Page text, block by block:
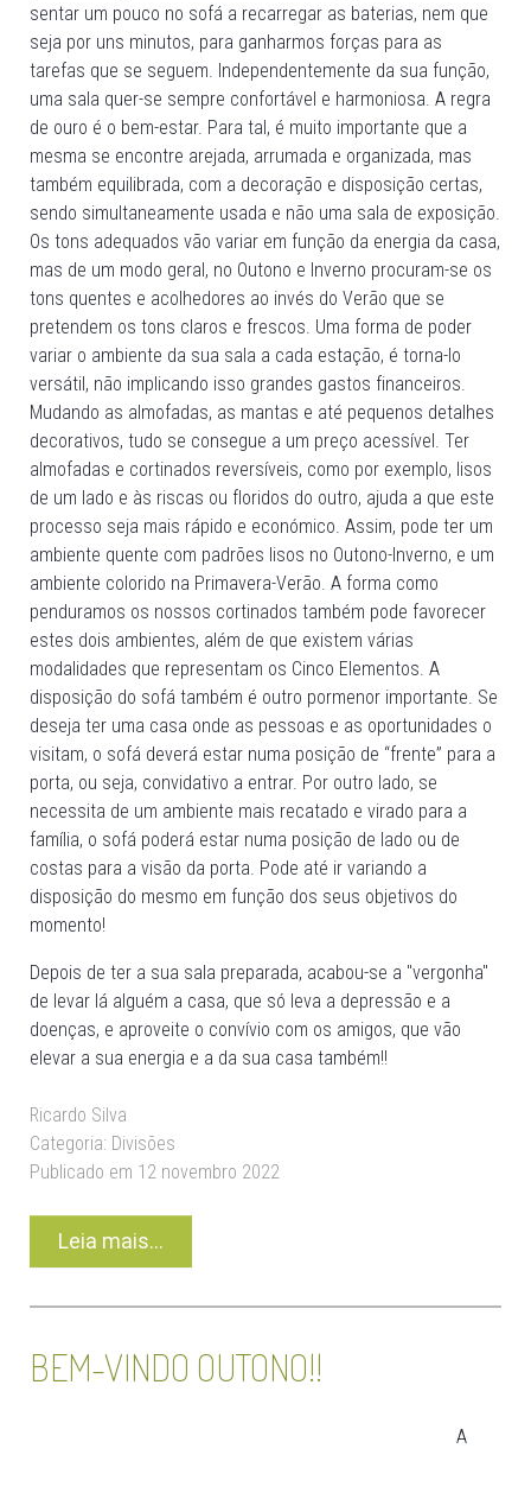
sentar um pouco no sofá a recarregar as baterias, nem que
seja por uns minutos, para ganharmos forças para as
tarefas que se seguem. Independentemente da sua função,
uma sala quer-se sempre confortável e harmoniosa. A regra
de ouro é o bem-estar. Para tal, é muito importante que a
mesma se encontre arejada, arrumada e organizada, mas
também equilibrada, com a decoração e disposição certas,
sendo simultaneamente usada e não uma sala de exposição.
Os tons adequados vão variar em função da energia da casa,
mas de um modo geral, no Outono e Inverno procuram-se os
tons quentes e acolhedores ao invés do Verão que se
pretendem os tons claros e frescos. Uma forma de poder
variar o ambiente da sua sala a cada estação, é torna-lo
versátil, não implicando isso grandes gastos financeiros.
Mudando as almofadas, as mantas e até pequenos detalhes
decorativos, tudo se consegue a um preço acessível. Ter
almofadas e cortinados reversíveis, como por exemplo, lisos
de um lado e às riscas ou floridos do outro, ajuda a que este
processo seja mais rápido e económico. Assim, pode ter um
ambiente quente com padrões lisos no Outono-Inverno, e um
ambiente colorido na Primavera-Verão. A forma como
penduramos os nossos cortinados também pode favorecer
estes dois ambientes, além de que existem várias
modalidades que representam os Cinco Elementos. A
disposição do sofá também é outro pormenor importante. Se
deseja ter uma casa onde as pessoas e as oportunidades o
visitam, o sofá deverá estar numa posição de “frente” para a
porta, ou seja, convidativo a entrar. Por outro lado, se
necessita de um ambiente mais recatado e virado para a
família, o sofá poderá estar numa posição de lado ou de
costas para a visão da porta. Pode até ir variando a
disposição do mesmo em função dos seus objetivos do
momento!
Depois de ter a sua sala preparada, acabou-se a "vergonha"
de levar lá alguém a casa, que só leva a depressão e a
doenças, e aproveite o convívio com os amigos, que vão
elevar a sua energia e a da sua casa também!!
Ricardo Silva
Categoria: Divisões
Publicado em 12 novembro 2022
Leia mais...
BEM-VINDO OUTONO!!
A